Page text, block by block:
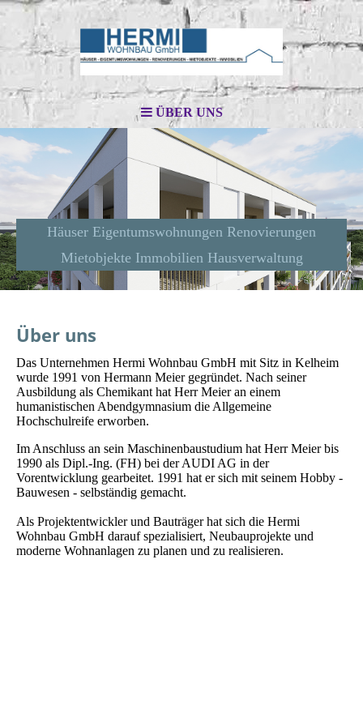
ÜBER UNS
Häuser Eigentumswohnungen Renovierungen
Mietobjekte Immobilien Hausverwaltung
Über uns
Das Unternehmen Hermi Wohnbau GmbH mit Sitz in Kelheim
wurde 1991 von Hermann Meier gegründet. Nach seiner
Ausbildung als Chemikant hat Herr Meier an einem
humanistischen Abendgymnasium die Allgemeine
Hochschulreife erworben.
Im Anschluss an sein Maschinenbaustudium hat Herr Meier bis
1990 als Dipl.-Ing. (FH) bei der AUDI AG in der
Vorentwicklung gearbeitet. 1991 hat er sich mit seinem Hobby -
Bauwesen - selbständig gemacht.
Als Projektentwickler und Bauträger hat sich die Hermi
Wohnbau GmbH darauf spezialisiert, Neubauprojekte und
moderne Wohnanlagen zu planen und zu realisieren.